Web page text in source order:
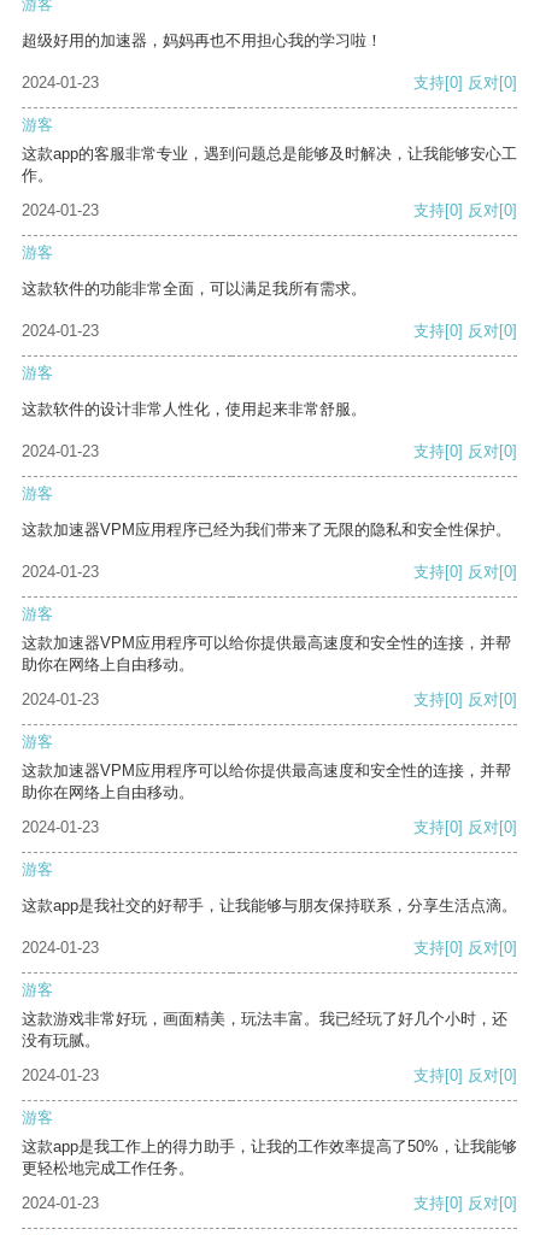
游客
超级好用的加速器，妈妈再也不用担心我的学习啦！
2024-01-23 支持[0] 反对[0]
游客
这款app的客服非常专业，遇到问题总是能够及时解决，让我能够安心工
作。
2024-01-23
支持[0] 反对[0]
游客
这款软件的功能非常全面，可以满足我所有需求。
2024-01-23 支持[0] 反对[0]
游客
这款软件的设计非常人性化，使用起来非常舒服。
2024-01-23 支持[0] 反对[0]
游客
这款加速器VPM应用程序已经为我们带来了无限的隐私和安全性保护。
2024-01-23 支持[0] 反对[0]
游客
这款加速器VPM应用程序可以给你提供最高速度和安全性的连接，并帮
助你在网络上自由移动。
2024-01-23
支持[0] 反对[0]
游客
这款加速器VPM应用程序可以给你提供最高速度和安全性的连接，并帮
助你在网络上自由移动。
2024-01-23
支持[0] 反对[0]
游客
这款app是我社交的好帮手，让我能够与朋友保持联系，分享生活点滴。
2024-01-23 支持[0] 反对[0]
游客
这款游戏非常好玩，画面精美，玩法丰富。我已经玩了好几个小时，还
没有玩腻。
2024-01-23
支持[0] 反对[0]
游客
这款app是我工作上的得力助手，让我的工作效率提高了50%，让我能够
更轻松地完成工作任务。
2024-01-23
支持[0] 反对[0]